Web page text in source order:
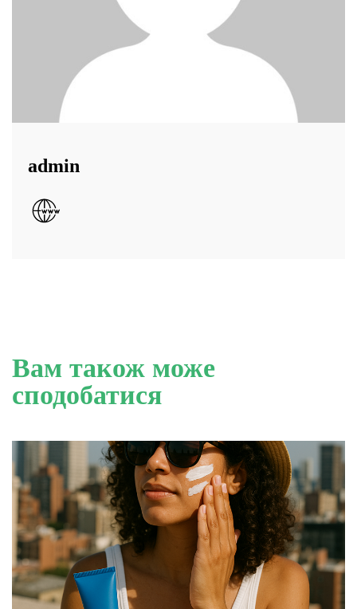
admin
Вам також може
сподобатися